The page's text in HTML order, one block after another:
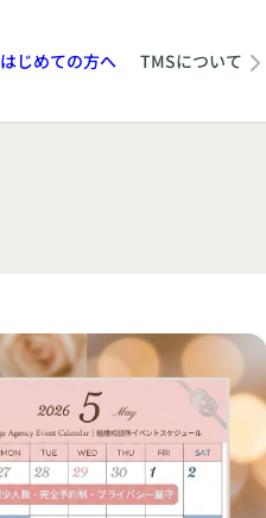
はじめての方へ TMSについて